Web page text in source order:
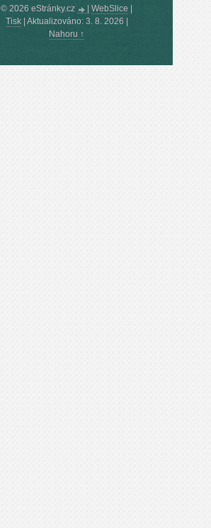
© 2026 eStránky.cz WebSlice
Tisk| Aktualizováno: 3. 8. 2026
Nahoru ↑